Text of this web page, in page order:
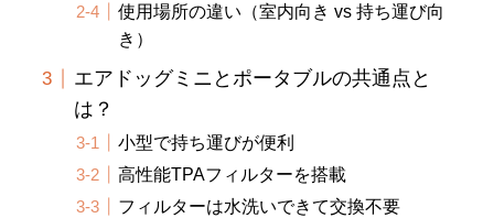
使用場所の違い（室内向き vs 持ち運び向
き）
エアドッグミニとポータブルの共通点と
は？
小型で持ち運びが便利
高性能TPAフィルターを搭載
フィルターは水洗いできて交換不要